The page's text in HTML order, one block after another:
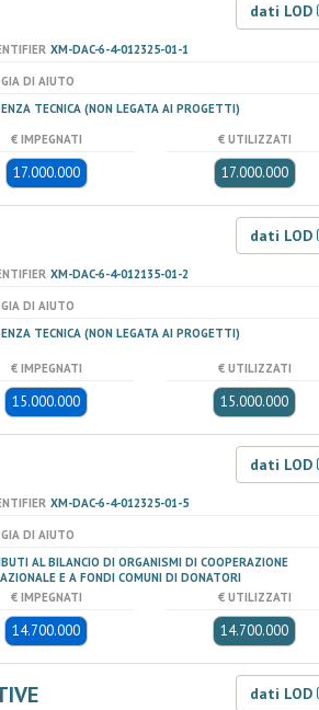
dati LOD
XM-DAC-6-4-012325-01-1
DI AIUTO
TECNICA (NON LEGATA AI PROGETTI)
€ IMPEGNATI
17.000.000
€ UTILIZZATI
17.000.000
dati LOD
XM-DAC-6-4-012135-01-2
DI AIUTO
TECNICA (NON LEGATA AI PROGETTI)
€ IMPEGNATI
15.000.000
€ UTILIZZATI
15.000.000
dati LOD
XM-DAC-6-4-012325-01-5
DI AIUTO
AL BILANCIO DI ORGANISMI DI COOPERAZIONE
E A FONDI COMUNI DI DONATORI
€ IMPEGNATI
14.700.000
€ UTILIZZATI
14.700.000
dati LOD